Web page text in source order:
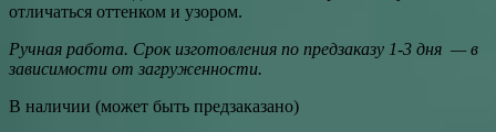
отличаться оттенком и узором.
Ручная работа. Срок изготовления по предзаказу 1-3 дня — в
зависимости от загруженности.
В наличии (может быть предзаказано)